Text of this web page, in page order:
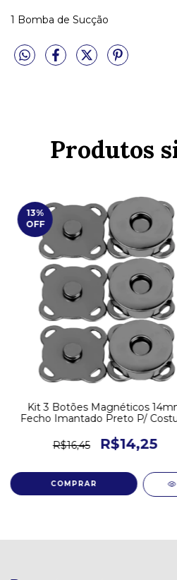
1 Bomba de Sucção
Produtos
13%
OFF
Kit 3 Botões Magnéticos
Fecho Imantado Preto P/
R$16,45
R$14,25